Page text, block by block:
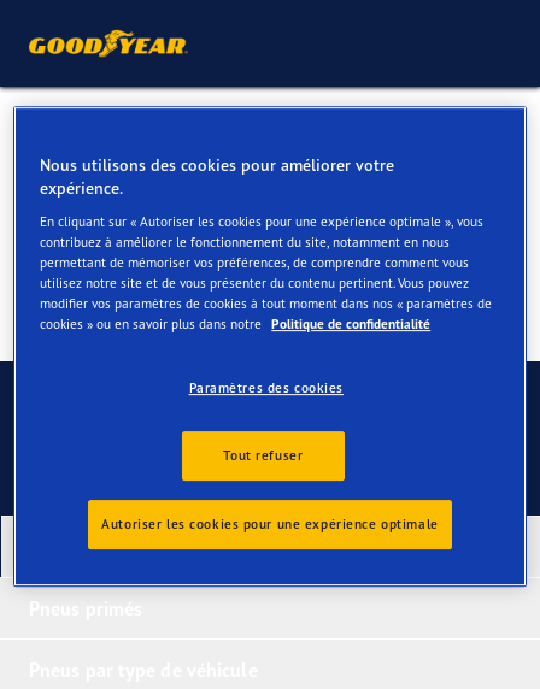
Ford C Max
Nos derniers produits
Nous utilisons des cookies pour améliorer votre
expérience.
En cliquant sur « Autoriser les cookies pour une expérience optimale », vous
contribuez à améliorer le fonctionnement du site, notamment en nous
permettant de mémoriser vos préférences, de comprendre comment vous
utilisez notre site et de vous présenter du contenu pertinent. Vous pouvez
modifier vos paramètres de cookies à tout moment dans nos « paramètres de
cookies » ou en savoir plus dans notre Politique de confidentialité
Paramètres des cookies
Tout refuser
Autoriser les cookies pour une expérience optimale